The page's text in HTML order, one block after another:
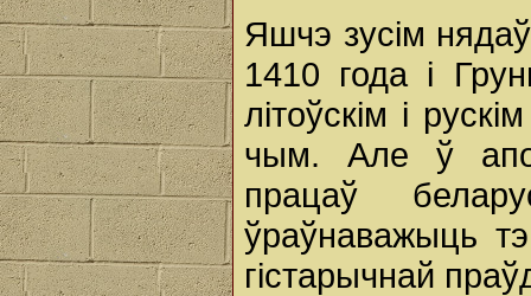
Яшчэ зусім
1410 года і
літоўскім і
чым. Але ў
працаў
ўраўнаважыць
гістарычнай